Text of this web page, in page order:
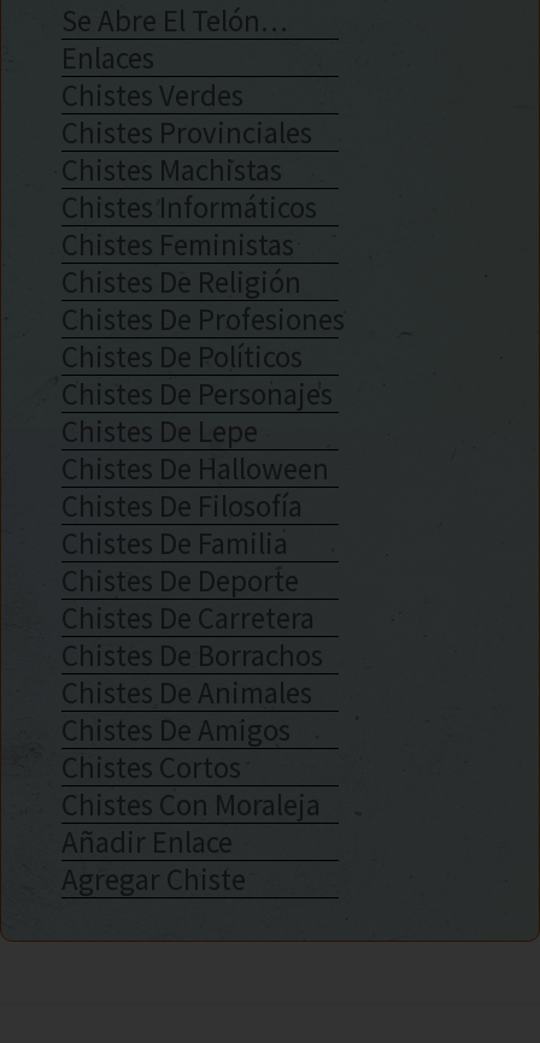
Se Abre El Telón…
Enlaces
Chistes Verdes
Chistes Provinciales
Chistes Machistas
Chistes Informáticos
Chistes Feministas
Chistes De Religión
Chistes De Profesiones
Chistes De Políticos
Chistes De Personajes
Chistes De Lepe
Chistes De Halloween
Chistes De Filosofía
Chistes De Familia
Chistes De Deporte
Chistes De Carretera
Chistes De Borrachos
Chistes De Animales
Chistes De Amigos
Chistes Cortos
Chistes Con Moraleja
Añadir Enlace
Agregar Chiste